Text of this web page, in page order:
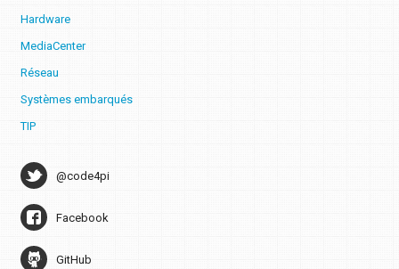
Hardware
MediaCenter
Réseau
Systèmes embarqués
TIP
@code4pi
Facebook
GitHub